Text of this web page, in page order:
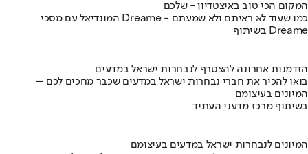
המקום הכי טוב באיצטדיון - שלכם
המונדיאל עם מסכי Dreame - כמו שעוד לא ראיתם ולא שמעתם
בשיתוף Dreame
הזדמנות אחרונה להצטרף לנבחרות ישראל במדעים
בואו להכיר את חברי נבחרות ישראל במדעים שכבר מחכים לכם –
המיונים בעיצומם
בשיתוף מרכז מדעני העתיד
המיונים לנבחרות ישראל במדעים בעיצומם